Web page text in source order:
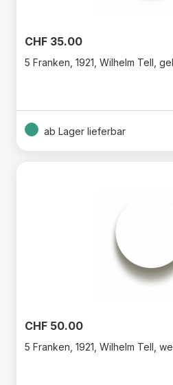
CHF 35.00
5 Franken, 1921, Wilhelm Tell,
ab Lager lieferbar
CHF 50.00
5 Franken, 1921, Wilhelm Tell,